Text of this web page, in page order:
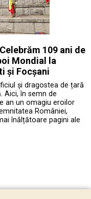
109 ani de
Mondial la
și Focșani
și dragostea de țară
Aici, în semn de
an un omagiu eroilor
României,
înălțătoare pagini ale